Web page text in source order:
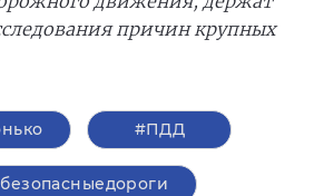
причин крупных
#ПДД